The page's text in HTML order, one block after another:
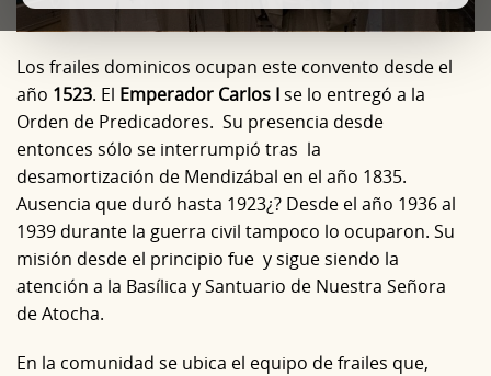
Los frailes dominicos ocupan este convento desde el
año 1523. El Emperador Carlos Ise lo entregó a la
Orden de Predicadores. Su presencia desde
entonces sólo se interrumpió tras la
desamortización de Mendizábal en el año 1835.
Ausencia que duró hasta 1923¿? Desde el año 1936 al
1939 durante la guerra civil tampoco lo ocuparon. Su
misión desde el principio fue y sigue siendo la
atención a la Basílica y Santuario de Nuestra Señora
de Atocha.
En la comunidad se ubica el equipo de frailes que,